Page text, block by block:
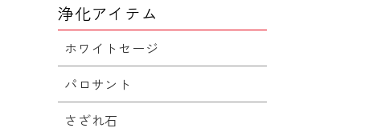
浄化アイテム
ホワイトセージ
パロサント
さざれ石